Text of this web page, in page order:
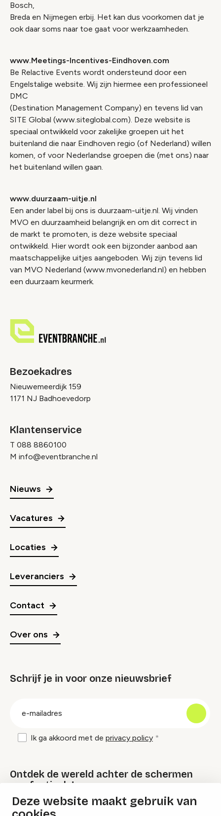
Deze website maakt gebruik van
Bosch,
Breda en Nijmegen erbij. Het kan dus voorkomen dat je
ook daar soms naar toe gaat voor werkzaamheden.
www.Meetings-Incentives-Eindhoven.com
Be Relactive Events wordt ondersteund door een
Engelstalige website. Wij zijn hiermee een professioneel
DMC
(Destination Management Company) en tevens lid van
SITE Global (www.siteglobal.com). Deze website is
speciaal ontwikkeld voor zakelijke groepen uit het
buitenland die naar Eindhoven regio (of Nederland) willen
komen, of voor Nederlandse groepen die (met ons) naar
het buitenland willen gaan.
www.duurzaam-uitje.nl
Een ander label bij ons is duurzaam-uitje.nl. Wij vinden
MVO en duurzaamheid belangrijk en om dit correct in
de markt te promoten, is deze website speciaal
ontwikkeld. Hier wordt ook een bijzonder aanbod aan
maatschappelijke uitjes aangeboden. Wij zijn tevens lid
van MVO Nederland (www.mvonederland.nl) en hebben
een duurzaam keurmerk.
Bezoekadres
Nieuwemeerdijk 159
1171 NJ Badhoevedorp
Klantenservice
T 088 8860100
M info@eventbranche.nl
Nieuws
Vacatures
Locaties
Leveranciers
Contact
Over ons
Schrijf je in voor onze nieuwsbrief
Ik ga akkoord met de privacy policy
Ontdek de wereld achter de schermen
van festivals!
Lees onze Festival Specials